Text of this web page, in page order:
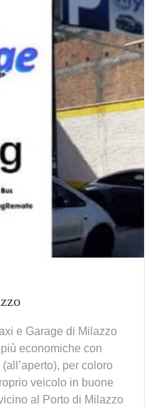
e Garage di Milazzo
economiche con
per coloro
veicolo in buone
al Porto di Milazzo